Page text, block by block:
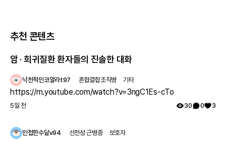
추천 콘텐츠
암 · 희귀질환 환자들의 진솔한 대화
낙천적인코알라t97 혼합결합조직병 기타
https://m.youtube.com/watch?v=3ngC1Es-cTo
5일 전 30 0 3
민첩한수달v94 선천성 근병증 보호자